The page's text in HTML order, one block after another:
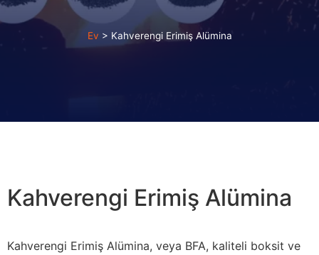
Ev > Kahverengi Erimiş Alümina
Kahverengi Erimiş Alümina
Kahverengi Erimiş Alümina, veya BFA, kaliteli boksit ve